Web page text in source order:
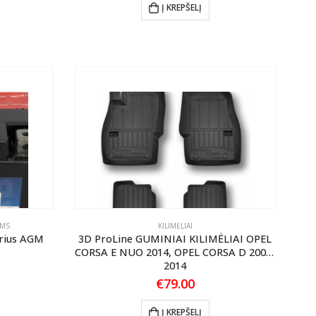
Į KREPŠELĮ
AGM
KILIMĖLIAI
3D ProLine GUMINIAI KILIMĖLIAI OPEL
CORSA E NUO 2014, OPEL CORSA D 2006-
2014
€79.00
Į KREPŠELĮ